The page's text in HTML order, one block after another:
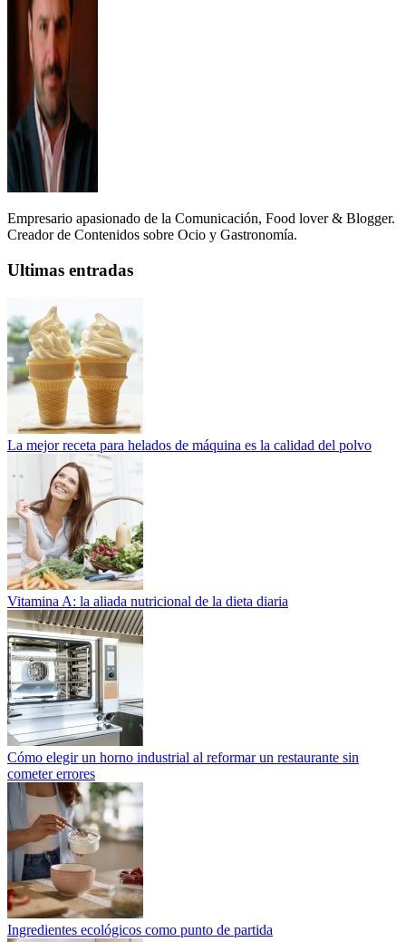
Empresario apasionado de la Comunicación, Food lover & Blogger.
Creador de Contenidos sobre Ocio y Gastronomía.
Ultimas entradas
La mejor receta para helados de máquina es la calidad del polvo
Vitamina A: la aliada nutricional de la dieta diaria
Cómo elegir un horno industrial al reformar un restaurante sin
cometer errores
Ingredientes ecológicos como punto de partida